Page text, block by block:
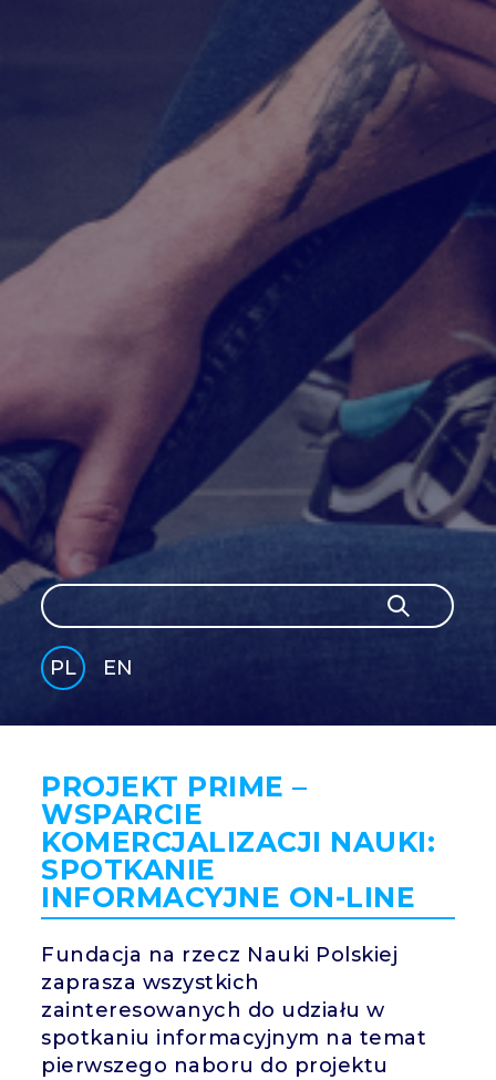
Szukaj
Szukaj
PL
EN
SH
PROJEKT PRIME –
WSPARCIE
KOMERCJALIZACJI NAUKI:
SPOTKANIE
INFORMACYJNE ON-LINE
Fundacja na rzecz Nauki Polskiej
zaprasza wszystkich
zainteresowanych do udziału w
spotkaniu informacyjnym na temat
pierwszego naboru do projektu